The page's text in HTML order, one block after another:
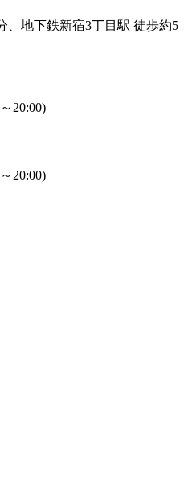
、地下鉄新宿3丁目駅 徒歩約5
20:00)
20:00)